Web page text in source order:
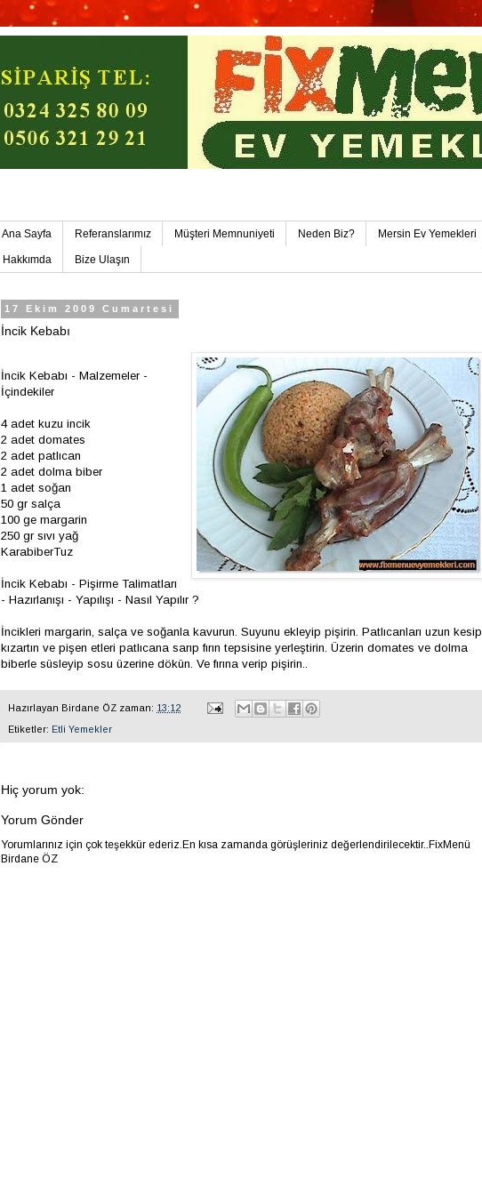
Ana Sayfa Referanslarımız Müşteri Memnuniyeti Neden Biz? Mersin Ev Yemekleri
Hakkımda Bize Ulaşın
17 Ekim 2009 Cumartesi
İncik Kebabı
İncik Kebabı - Malzemeler -
İçindekiler
4 adet kuzu incik
2 adet domates
2 adet patlıcan
2 adet dolma biber
1 adet soğan
50 gr salça
100 ge margarin
250 gr sıvı yağ
KarabiberTuz
İncik Kebabı - Pişirme Talimatları
- Hazırlanışı - Yapılışı - Nasıl Yapılır ?
İncikleri margarin, salça ve soğanla kavurun. Suyunu ekleyip pişirin. Patlıcanları uzun kesip
kızartın ve pişen etleri patlıcana sarıp fırın tepsisine yerleştirin. Üzerin domates ve dolma
biberle süsleyip sosu üzerine dökün. Ve fırına verip pişirin..
Hazırlayan Birdane ÖZ zaman: 13:12
Etiketler: Etli Yemekler
Hiç yorum yok:
Yorum Gönder
Yorumlarınız için çok teşekkür ederiz.En kısa zamanda görüşleriniz değerlendirilecektir..FixMenü
Birdane ÖZ